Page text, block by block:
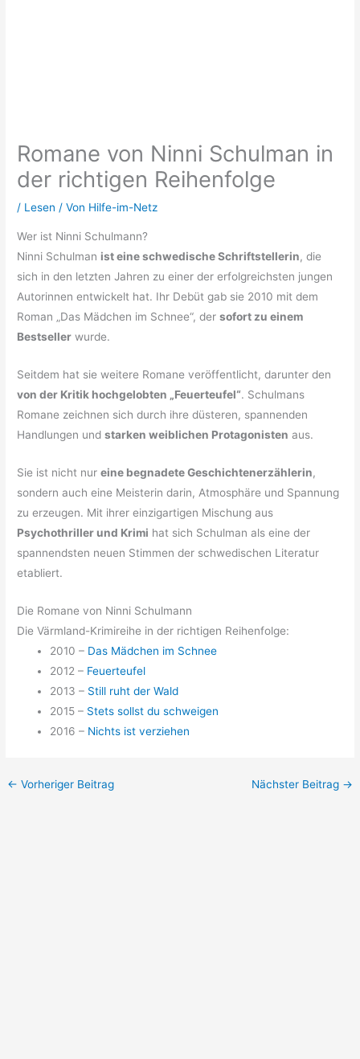
Romane von Ninni Schulman in
der richtigen Reihenfolge
/ Lesen / Von Hilfe-im-Netz
Wer ist Ninni Schulmann?
Ninni Schulman ist eine schwedische Schriftstellerin, die
sich in den letzten Jahren zu einer der erfolgreichsten jungen
Autorinnen entwickelt hat. Ihr Debüt gab sie 2010 mit dem
Roman „Das Mädchen im Schnee“, dersofort zu einem
Bestseller wurde.
Seitdem hat sie weitere Romane veröffentlicht, darunter den
von der Kritik hochgelobten „Feuerteufel“. Schulmans
Romane zeichnen sich durch ihre düsteren, spannenden
Handlungen undstarken weiblichen Protagonisten aus.
Sie ist nicht nureine begnadete Geschichtenerzählerin,
sondern auch eine Meisterin darin, Atmosphäre und Spannung
zu erzeugen. Mit ihrer einzigartigen Mischung aus
Psychothriller und Krimi hat sich Schulman als eine der
spannendsten neuen Stimmen der schwedischen Literatur
etabliert.
Die Romane von Ninni Schulmann
Die Värmland-Krimireihe in der richtigen Reihenfolge:
2010 – Das Mädchen im Schnee
2012 – Feuerteufel
2013 – Still ruht der Wald
2015 – Stets sollst du schweigen
2016 – Nichts ist verziehen
← Vorheriger Beitrag Nächster Beitrag →